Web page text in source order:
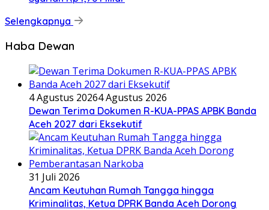
Selengkapnya
Haba Dewan
4 Agustus 20264 Agustus 2026
Dewan Terima Dokumen R-KUA-PPAS APBK Banda
Aceh 2027 dari Eksekutif
31 Juli 2026
Ancam Keutuhan Rumah Tangga hingga
Kriminalitas, Ketua DPRK Banda Aceh Dorong